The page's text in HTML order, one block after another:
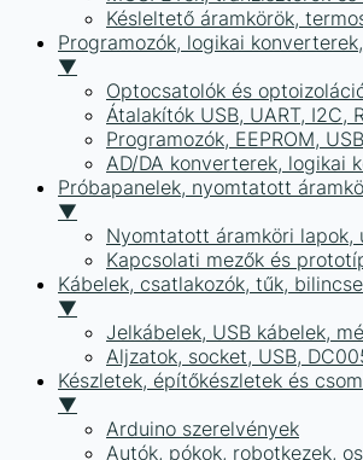
Késleltető áramkörök,
Programozók, logikai
▼
Optocsatolók és
Átalakítók USB, UART, I2C,
Programozók, EEPROM,
AD/DA konverterek, logikai
Próbapanelek, nyomtatott
▼
Nyomtatott áramköri lapok,
Kapcsolati mezők és
Kábelek, csatlakozók, tűk,
▼
Jelkábelek, USB kábelek,
Aljzatok, socket, USB,
Készletek, építőkészletek és
▼
Arduino szerelvények
Autók, pókok, robotkezek,